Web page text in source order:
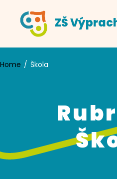
content
ZŠ
Home Škola